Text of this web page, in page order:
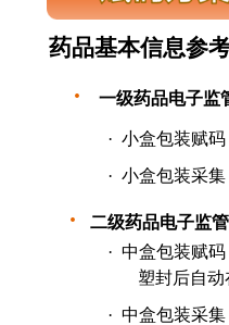
药品基本信息参考
· 一级药品电子监
· 小盒包装赋码
· 小盒包装采集
· 二级药品电子监
· 中盒包装赋
塑封后自动
· 中盒包装采集